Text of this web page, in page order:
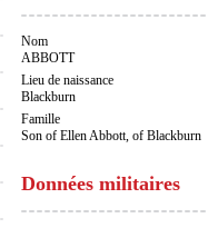
Nom
ABBOTT
Lieu de naissance
Blackburn
Famille
Son of Ellen Abbott, of Blackburn
Données militaires